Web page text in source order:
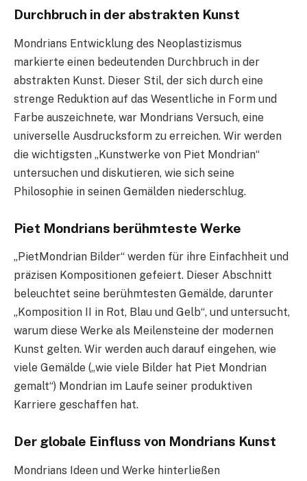
Durchbruch in der abstrakten Kunst
Mondrians Entwicklung des Neoplastizismus
markierte einen bedeutenden Durchbruch in der
abstrakten Kunst. Dieser Stil, der sich durch eine
strenge Reduktion auf das Wesentliche in Form und
Farbe auszeichnete, war Mondrians Versuch, eine
universelle Ausdrucksform zu erreichen. Wir werden
die wichtigsten „Kunstwerke von Piet Mondrian“
untersuchen und diskutieren, wie sich seine
Philosophie in seinen Gemälden niederschlug.
Piet Mondrians berühmteste Werke
„PietMondrian Bilder“ werden für ihre Einfachheit und
präzisen Kompositionen gefeiert. Dieser Abschnitt
beleuchtet seine berühmtesten Gemälde, darunter
„Komposition II in Rot, Blau und Gelb“, und untersucht,
warum diese Werke als Meilensteine der modernen
Kunst gelten. Wir werden auch darauf eingehen, wie
viele Gemälde („wie viele Bilder hat Piet Mondrian
gemalt“) Mondrian im Laufe seiner produktiven
Karriere geschaffen hat.
Der globale Einfluss von Mondrians Kunst
Mondrians Ideen und Werke hinterließen